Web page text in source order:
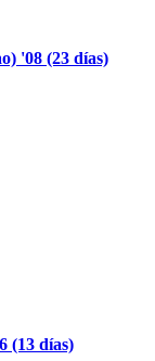
'08 (23 días)
(13 días)